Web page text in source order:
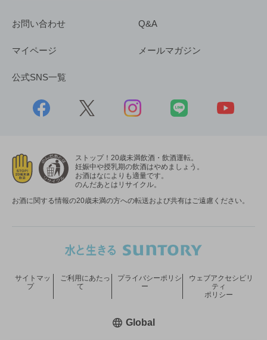
お問い合わせ Q&A
マイページ メールマガジン
公式SNS一覧
ストップ！20歳未満飲酒・飲酒運転。
妊娠中や授乳期の飲酒はやめましょう。
お酒はなによりも適量です。
のんだあとはリサイクル。
お酒に関する情報の20歳未満の方への転送および共有はご遠慮ください。
サイトマッ
プ
ご利用にあたっ
て
プライバシーポリシ
ー
ウェブアクセシビリ
ティ
ポリシー
Global新しいウィンドウで開く